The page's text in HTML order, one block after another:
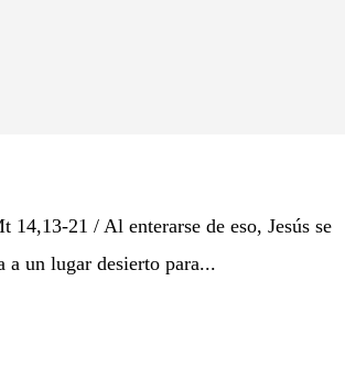
21 / Al enterarse de eso, Jesús se
a un lugar desierto para...